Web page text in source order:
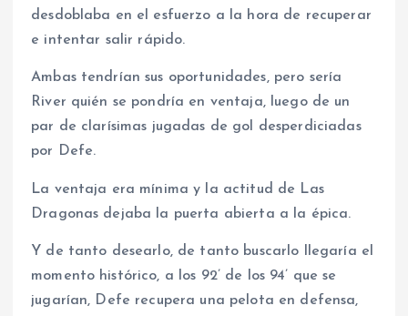
desdoblaba en el esfuerzo a la hora de recuperar
e intentar salir rápido.
Ambas tendrían sus oportunidades, pero sería
River quién se pondría en ventaja, luego de un
par de clarísimas jugadas de gol desperdiciadas
por Defe.
La ventaja era mínima y la actitud de Las
Dragonas dejaba la puerta abierta a la épica.
Y de tanto desearlo, de tanto buscarlo llegaría el
momento histórico, a los 92’ de los 94’ que se
jugarían, Defe recupera una pelota en defensa,